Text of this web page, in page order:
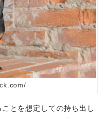
とを想定しての持ち出し